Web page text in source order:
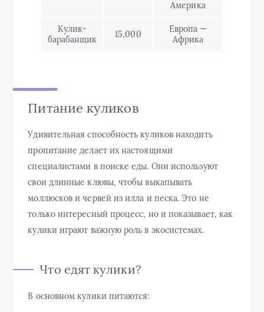
Америка
Кулик-
барабанщик
15,000
Европа —
Африка
Питание куликов
Удивительная способность куликов находить
пропитание делает их настоящими
специалистами в поиске еды. Они используют
свои длинные клювы, чтобы выкапывать
моллюсков и червей из илла и песка. Это не
только интересный процесс, но и показывает, как
кулики играют важную роль в экосистемах.
Что едят кулики?
В основном кулики питаются: